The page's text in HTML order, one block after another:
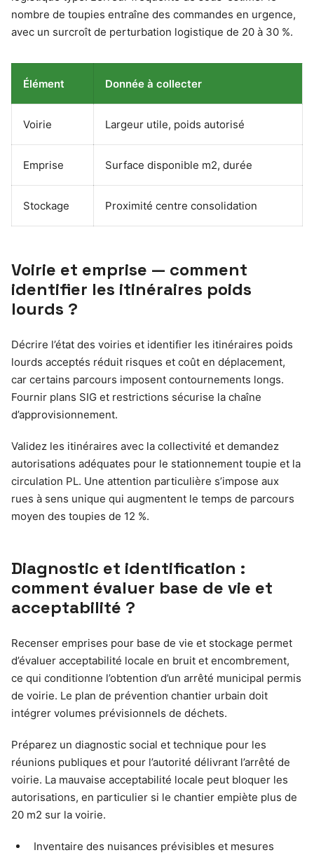
nombre de toupies entraîne des commandes en urgence,
avec un surcroît de perturbation logistique de 20 à 30 %.
Élément Donnée à collecter
Voirie Largeur utile, poids autorisé
Emprise Surface disponible m2, durée
Stockage Proximité centre consolidation
Voirie et emprise — comment
identifier les itinéraires poids
lourds ?
Décrire l’état des voiries et identifier les itinéraires poids
lourds acceptés réduit risques et coût en déplacement,
car certains parcours imposent contournements longs.
Fournir plans SIG et restrictions sécurise la chaîne
d’approvisionnement.
Validez les itinéraires avec la collectivité et demandez
autorisations adéquates pour le stationnement toupie et la
circulation PL. Une attention particulière s’impose aux
rues à sens unique qui augmentent le temps de parcours
moyen des toupies de 12 %.
Diagnostic et identification :
comment évaluer base de vie et
acceptabilité ?
Recenser emprises pour base de vie et stockage permet
d’évaluer acceptabilité locale en bruit et encombrement,
ce qui conditionne l’obtention d’un arrêté municipal permis
de voirie. Le plan de prévention chantier urbain doit
intégrer volumes prévisionnels de déchets.
Préparez un diagnostic social et technique pour les
réunions publiques et pour l’autorité délivrant l’arrêté de
voirie. La mauvaise acceptabilité locale peut bloquer les
autorisations, en particulier si le chantier empiète plus de
20 m2 sur la voirie.
Inventaire des nuisances prévisibles et mesures